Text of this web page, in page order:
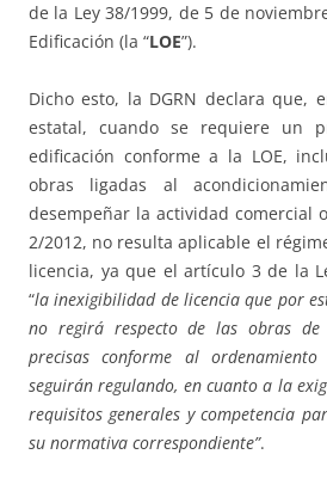
de la Ley 38/1999, de 5 de
Edificación (la “LOE”).
Dicho esto, la DGRN declara que,
estatal, cuando se requiere un
edificación conforme a la LOE,
obras ligadas al
desempeñar la actividad comercial
2/2012, no resulta aplicable el
licencia, ya que el artículo 3 de la
“la inexigibilidad de licencia que por
no regirá respecto de las obras de
precisas conforme al
seguirán regulando, en cuanto a la
requisitos generales y competencia
su normativa correspondiente”.